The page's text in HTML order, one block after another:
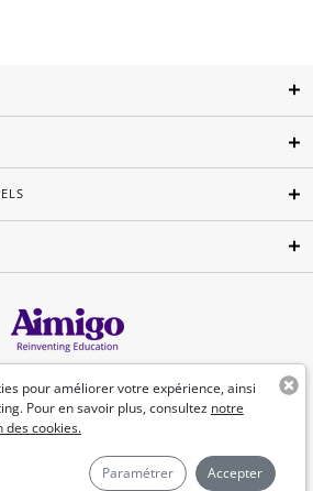
pour améliorer votre expérience, ainsi
Pour en savoir plus, consultez notre
cookies.
Paramétrer Accepter
Français
©Aimigo 2026